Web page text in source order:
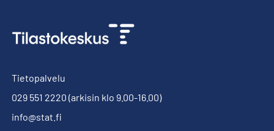
Tietopalvelu
029 551 2220 (arkisin klo 9.00-16.00)
info@stat.fi